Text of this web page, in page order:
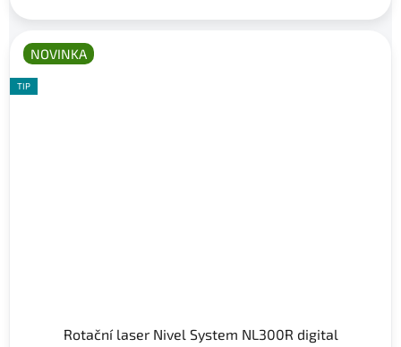
NOVINKA
TIP
Rotační laser Nivel System NL300R digital